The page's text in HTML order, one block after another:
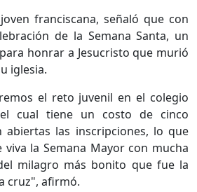
franciscana, señaló que con
de la Semana Santa, un
honrar a Jesucristo que murió
iglesia.
el reto juvenil en el colegio
cual tiene un costo de cinco
abiertas las inscripciones, lo que
la Semana Mayor con mucha
milagro más bonito que fue la
cruz", afirmó.